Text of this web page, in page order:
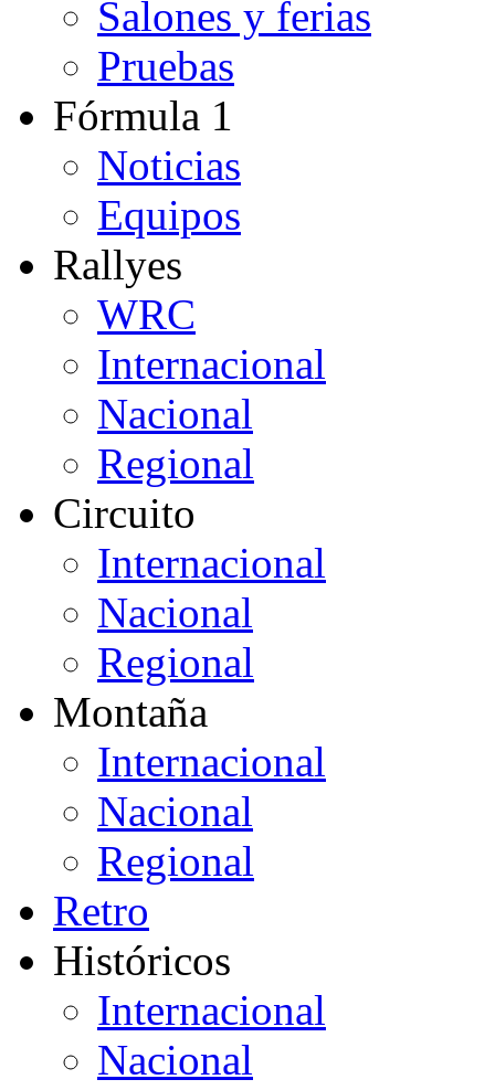
Salones y ferias
Pruebas
Fórmula 1
Noticias
Equipos
Rallyes
WRC
Internacional
Nacional
Regional
Circuito
Internacional
Nacional
Regional
Montaña
Internacional
Nacional
Regional
Retro
Históricos
Internacional
Nacional